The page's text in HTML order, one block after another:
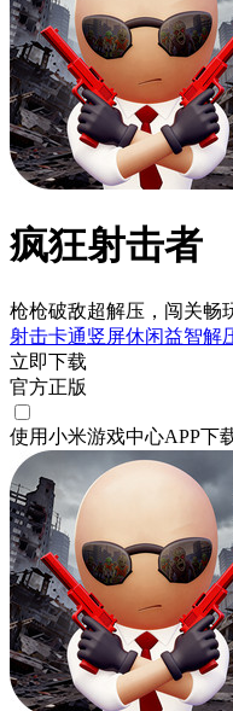
疯狂射击者
枪枪破敌超解压，闯关畅
射击卡通竖屏休闲益智解
立即下载
官方正版
使用小米游戏中心APP下